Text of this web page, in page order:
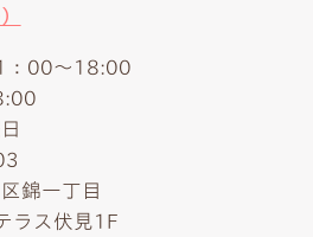
：00～18:00
錦一丁目
ラス伏見1F